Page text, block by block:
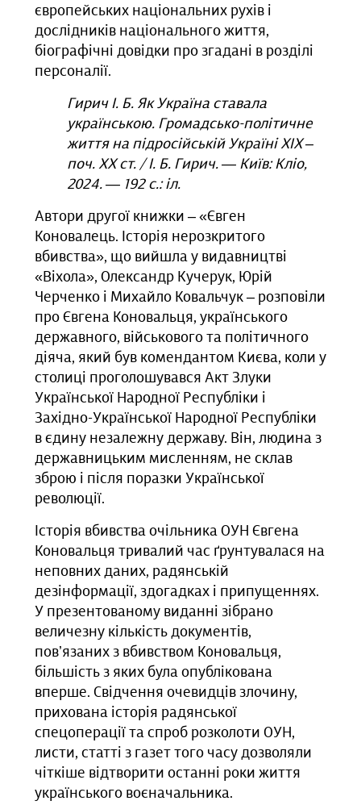
європейських національних рухів і
дослідників національного життя,
біографічні довідки про згадані в розділі
персоналії.
Гирич І. Б. Як Україна ставала
українською. Громадсько-політичне
життя на підросійській Україні ХІХ –
поч. ХХ ст. / І. Б. Гирич. — Київ: Кліо,
2024. — 192 с.: іл.
Автори другої книжки – «Євген
Коновалець. Історія нерозкритого
вбивства», що вийшла у видавництві
«Віхола», Олександр Кучерук, Юрій
Черченко і Михайло Ковальчук – розповіли
про Євгена Коновальця, українського
державного, військового та політичного
діяча, який був комендантом Києва, коли у
столиці проголошувався Акт Злуки
Української Народної Республіки і
Західно-Української Народної Республіки
в єдину незалежну державу. Він, людина з
державницьким мисленням, не склав
зброю і після поразки Української
революції.
Історія вбивства очільника ОУН Євгена
Коновальця тривалий час ґрунтувалася на
неповних даних, радянській
дезінформації, здогадках і припущеннях.
У презентованому виданні зібрано
величезну кількість документів,
повʼязаних з вбивством Коновальця,
більшість з яких була опублікована
вперше. Свідчення очевидців злочину,
прихована історія радянської
спецоперації та спроб розколоти ОУН,
листи, статті з газет того часу дозволяли
чіткіше відтворити останні роки життя
українського воєначальника.